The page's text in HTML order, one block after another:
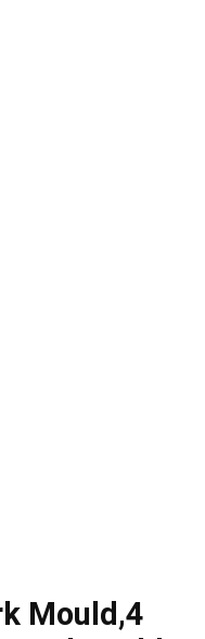
Mould,4